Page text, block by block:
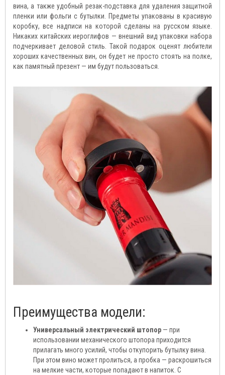
вина, а также удобный резак-подставка для удаления защитной
пленки или фольги с бутылки. Предметы упакованы в красивую
коробку, все надписи на которой сделаны на русском языке.
Никаких китайских иероглифов — внешний вид упаковки набора
подчеркивает деловой стиль. Такой подарок оценят любители
хороших качественных вин, он будет не просто стоять на полке,
как памятный презент — им будут пользоваться.
Преимущества модели:
Универсальный электрический штопор — при
использовании механического штопора приходится
прилагать много усилий, чтобы откупорить бутылку вина.
При этом вино может пролиться, а пробка — раскрошиться
на мелкие части, которые попадают в напиток. С